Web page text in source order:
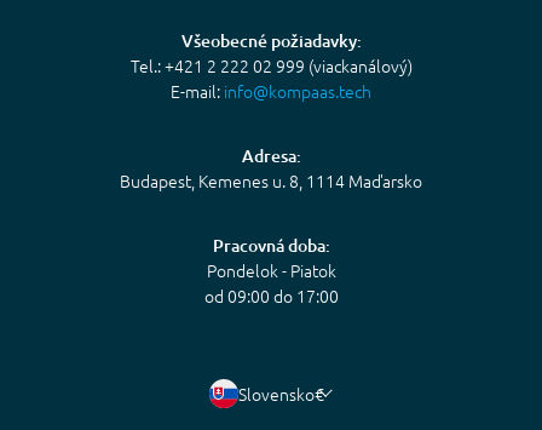
Všeobecné požiadavky:
Tel.: +421 2 222 02 999 (viackanálový)
E-mail: info@kompaas.tech
Adresa:
Budapest, Kemenes u. 8, 1114 Maďarsko
Pracovná doba:
Pondelok - Piatok
od 09:00 do 17:00
Slovensko€